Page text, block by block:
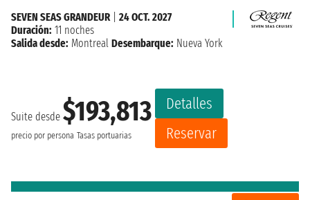
Suite desde $193,813
precio por persona Tasas portuarias
Detalles
Reservar
SEVEN SEAS GRANDEUR
24 OCT. 2027
Duración: 11 noches
Salida desde: Montreal Desembarque: Nueva York